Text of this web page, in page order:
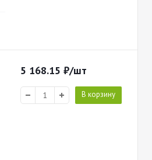
5 168.15 ₽/шт
В корзину